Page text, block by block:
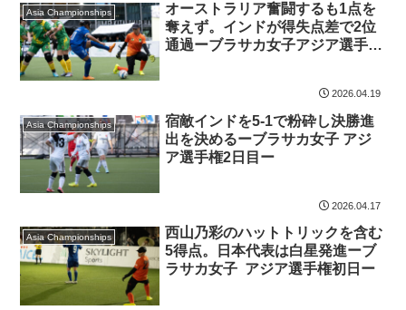
Asia Championships
オーストラリア奮闘するも1点を
奪えず。インドが得失点差で2位
通過ーブラサカ女子アジア選手権
2026.04.19
Asia Championships
宿敵インドを5-1で粉砕し決勝進
出を決めるーブラサカ女子 アジ
ア選手権2日目ー
2026.04.17
Asia Championships
西山乃彩のハットトリックを含む
5得点。日本代表は白星発進ーブ
ラサカ女子 アジア選手権初日ー